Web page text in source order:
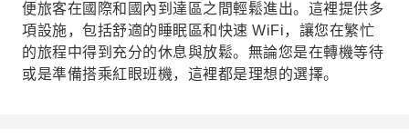
便旅客在國際和國內到達區之間輕鬆進出。這裡提供多
項設施，包括舒適的睡眠區和快速 WiFi，讓您在繁忙
的旅程中得到充分的休息與放鬆。無論您是在轉機等待
或是準備搭乘紅眼班機，這裡都是理想的選擇。